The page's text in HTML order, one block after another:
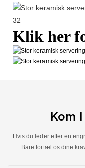
Klik her
Kom
Hvis du leder efter en
Bare fortæl os dine